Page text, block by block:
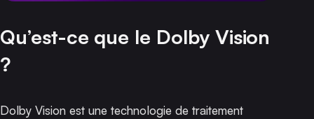
Qu’est-ce que le Dolby Vision
?
Dolby Vision est une technologie de traitement